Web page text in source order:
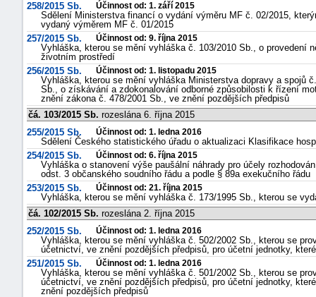
258/2015 Sb.
Účinnost od: 1. září 2015
Sdělení Ministerstva financí o vydání výměru MF č. 02/2015,
vydaný výměrem MF č. 01/2015
257/2015 Sb.
Účinnost od: 9. října 2015
Vyhláška, kterou se mění vyhláška č. 103/2010 Sb., o provedení
životním prostředí
256/2015 Sb.
Účinnost od: 1. listopadu 2015
Vyhláška, kterou se mění vyhláška Ministerstva dopravy a spojů
Sb., o získávání a zdokonalování odborné způsobilosti k řízení
znění zákona č. 478/2001 Sb., ve znění pozdějších předpisů
čá. 103/2015 Sb. rozeslána 6. října 2015
255/2015 Sb.
Účinnost od: 1. ledna 2016
Sdělení Českého statistického úřadu o aktualizaci Klasifikace
254/2015 Sb.
Účinnost od: 6. října 2015
Vyhláška o stanovení výše paušální náhrady pro účely
odst. 3 občanského soudního řádu a podle § 89a exekučního řádu
253/2015 Sb.
Účinnost od: 21. října 2015
Vyhláška, kterou se mění vyhláška č. 173/1995 Sb., kterou se
čá. 102/2015 Sb. rozeslána 2. října 2015
252/2015 Sb.
Účinnost od: 1. ledna 2016
Vyhláška, kterou se mění vyhláška č. 502/2002 Sb., kterou se
účetnictví, ve znění pozdějších předpisů, pro účetní jednotky,
251/2015 Sb.
Účinnost od: 1. ledna 2016
Vyhláška, kterou se mění vyhláška č. 501/2002 Sb., kterou se
účetnictví, ve znění pozdějších předpisů, pro účetní jednotky,
znění pozdějších předpisů